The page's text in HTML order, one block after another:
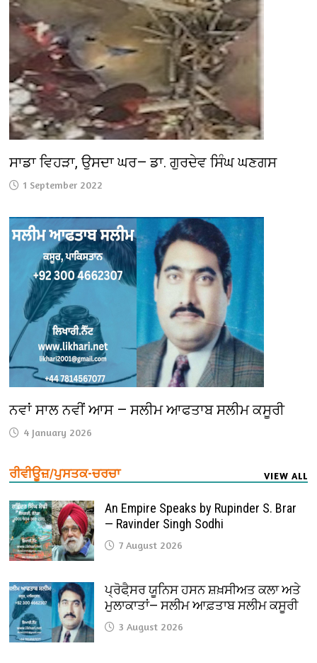
ਸਾਡਾ ਵਿਹੜਾ, ਉਸਦਾ ਘਰ— ਡਾ. ਗੁਰਦੇਵ ਸਿੰਘ ਘਣਗਸ
1 September 2022
ਨਵਾਂ ਸਾਲ ਨਵੀਂ ਆਸ — ਸਲੀਮ ਆਫਤਾਬ ਸਲੀਮ ਕਸੂਰੀ
4 January 2026
ਰੀਵੀਊਜ਼/ਪੁਸਤਕ-ਚਰਚਾ VIEW ALL
An Empire Speaks by Rupinder S. Brar
— Ravinder Singh Sodhi
7 August 2026
ਪ੍ਰੋਫੈ਼ਸਰ ਯੂਨਿਸ ਹਸਨ ਸ਼ਖ਼ਸੀਅਤ ਕਲਾ ਅਤੇ
ਮੁਲਾਕਾਤਾਂ— ਸਲੀਮ ਆਫ਼ਤਾਬ ਸਲੀਮ ਕਸੂਰੀ
3 August 2026